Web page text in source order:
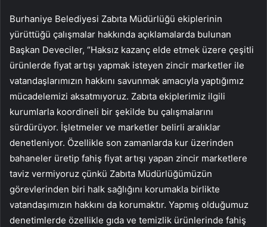
Burhaniye Belediyesi Zabıta Müdürlüğü ekiplerinin
yürüttüğü çalışmalar hakkında açıklamalarda bulunan
Başkan Deveciler, “Haksız kazanç elde etmek üzere çeşitli
ürünlerde fiyat artışı yapmak isteyen zincir marketler ile
vatandaşlarımızın hakkını savunmak amacıyla yaptığımız
mücadelemizi aksatmıyoruz. Zabıta ekiplerimiz ilgili
kurumlarla koordineli bir şekilde bu çalışmalarını
sürdürüyor. İşletmeler ve marketler belirli aralıklar
denetleniyor. Özellikle son zamanlarda kur üzerinden
bahaneler üretip fahiş fiyat artışı yapan zincir marketlere
taviz vermiyoruz çünkü Zabıta Müdürlüğümüzün
görevlerinden biri halk sağlığını korumakla birlikte
vatandaşımızın hakkını da korumaktır. Yapmış olduğumuz
denetimlerde özellikle gıda ve temizlik ürünlerinde fahiş